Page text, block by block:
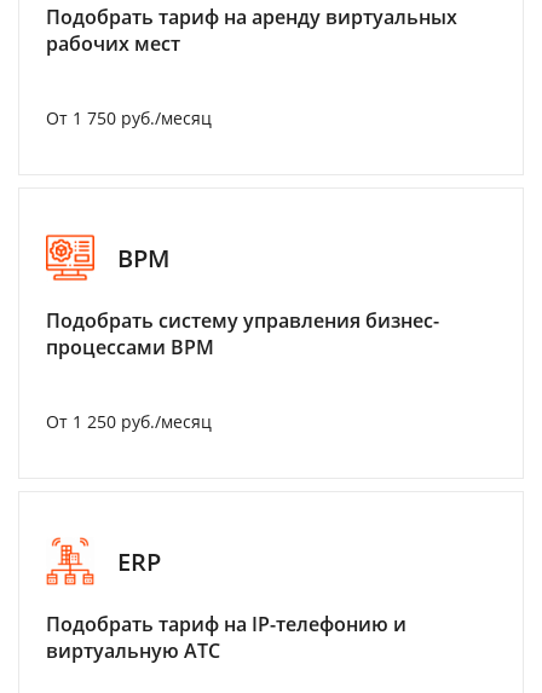
Подобрать тариф на аренду виртуальных
рабочих мест
От 1 750 руб./месяц
BPM
Подобрать систему управления бизнес-
процессами BPM
От 1 250 руб./месяц
ERP
Подобрать тариф на IP-телефонию и
виртуальную АТС